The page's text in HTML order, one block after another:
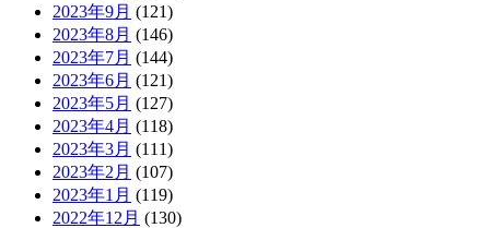
2023年9月 (121)
2023年8月 (146)
2023年7月 (144)
2023年6月 (121)
2023年5月 (127)
2023年4月 (118)
2023年3月 (111)
2023年2月 (107)
2023年1月 (119)
2022年12月 (130)